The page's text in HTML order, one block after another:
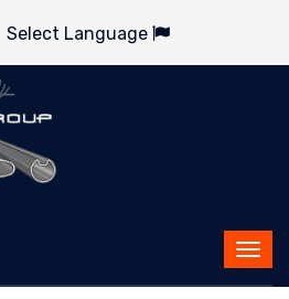
Select Language